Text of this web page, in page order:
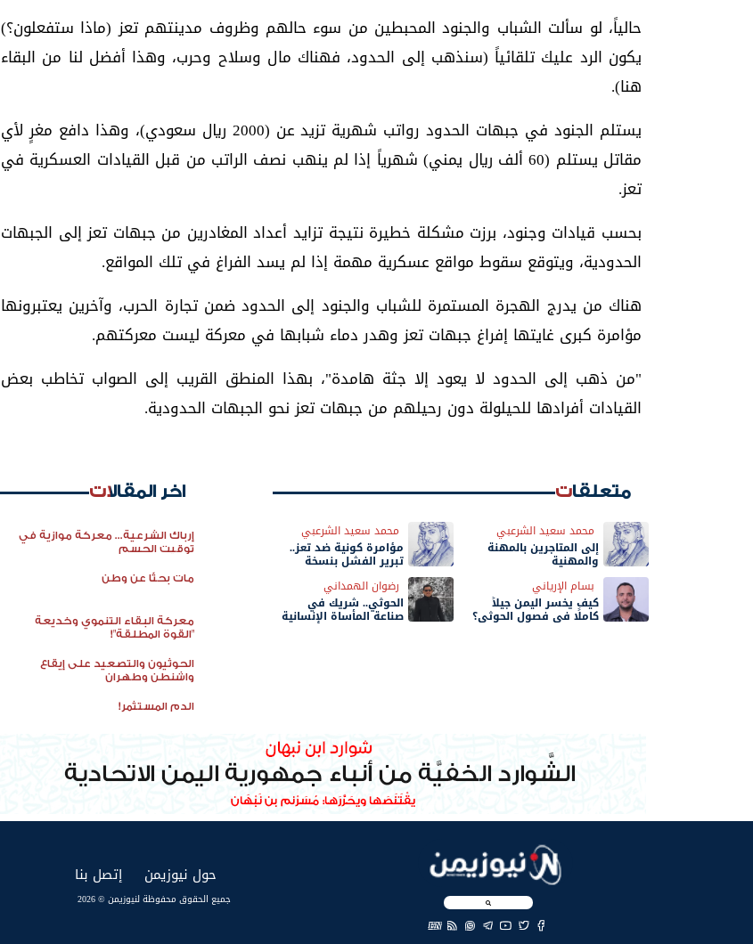
حالياً، لو سألت الشباب والجنود المحبطين من سوء حالهم وظروف مدينتهم تعز (ماذا ستفعلون؟)
يكون الرد عليك تلقائياً (سنذهب إلى الحدود، فهناك مال وسلاح وحرب، وهذا أفضل لنا من البقاء
هنا).
يستلم الجنود في جبهات الحدود رواتب شهرية تزيد عن (2000 ريال سعودي)، وهذا دافع مغرٍ لأي
مقاتل يستلم (60 ألف ريال يمني) شهرياً إذا لم ينهب نصف الراتب من قبل القيادات العسكرية في
تعز.
بحسب قيادات وجنود، برزت مشكلة خطيرة نتيجة تزايد أعداد المغادرين من جبهات تعز إلى الجبهات
الحدودية، ويتوقع سقوط مواقع عسكرية مهمة إذا لم يسد الفراغ في تلك المواقع.
هناك من يدرج الهجرة المستمرة للشباب والجنود إلى الحدود ضمن تجارة الحرب، وآخرين يعتبرونها
مؤامرة كبرى غايتها إفراغ جبهات تعز وهدر دماء شبابها في معركة ليست معركتهم.
"من ذهب إلى الحدود لا يعود إلا جثة هامدة"، بهذا المنطق القريب إلى الصواب تخاطب بعض
القيادات أفرادها للحيلولة دون رحيلهم من جبهات تعز نحو الجبهات الحدودية.
متعلقات
محمد سعيد الشرعبي
إلى المتاجرين بالمهنة
والمهنية
محمد سعيد الشرعبي
مؤامرة كونية ضد تعز..
تبرير الفشل بنسخة
بسام الإرياني
كيف يخسر اليمن جيلاً
كاملًا في فصول الحوثي؟
رضوان الهمداني
الحوثي.. شريك في
صناعة المأساة الإنسانية
اخر المقالات
إرباك الشرعية... معركة موازية في
توقيت الحسم
مات بحثًا عن وطن
معركة البقاء التنموي وخديعة
"القوة المطلقة"!
الحوثيون والتصعيد على إيقاع
واشنطن وطهران
الدم المستثمر!
EN
حول نيوزيمن إتصل بنا
جميع الحقوق محفوظة لنيوزيمن © 2026